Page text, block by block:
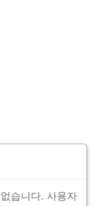
습니다. 사용자